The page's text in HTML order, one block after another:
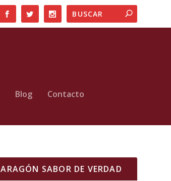
Blog Contacto
ARAGÓN SABOR DE VERDAD